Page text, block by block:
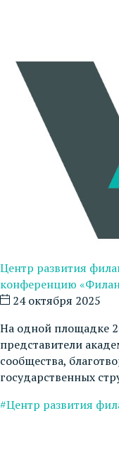
Центр развития
конференцию
24 октября 2025
На одной площадке
представители
сообщества,
государственных
#Центр развития